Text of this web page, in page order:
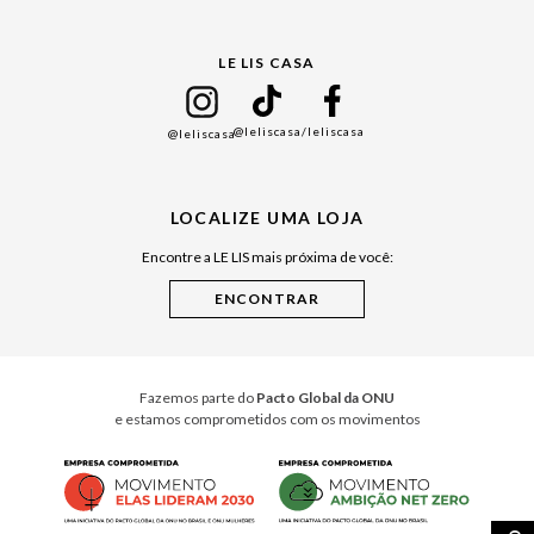
Cuidados Casa
LE LIS CASA
@leliscasa@leliscasa/leliscasa
LOCALIZE UMA LOJA
Encontre a LE LIS mais próxima de você:
Fazemos parte do Pacto Global da ONU
e estamos comprometidos com os movimentos